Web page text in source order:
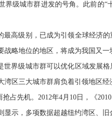
界级城市群进发的号角。此前的
最高级别，已成为引领全球经济
略地位的地区，将成为我国又一
世界级城市群可以优化区域发展
区三大城市群肩负着引领地区经
占先机。2012年4月10日，《
示，多项数据超越纽约湾区、旧